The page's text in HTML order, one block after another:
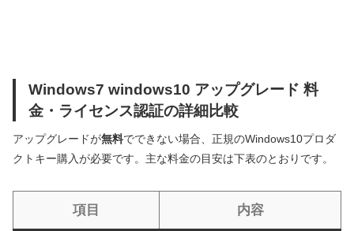
Windows7 windows10 アップグレード 料
金・ライセンス認証の詳細比較
アップグレードが無料でできない場合、正規のWindows10プロダ
クトキー購入が必要です。主な料金の目安は下表のとおりです。
項目 内容